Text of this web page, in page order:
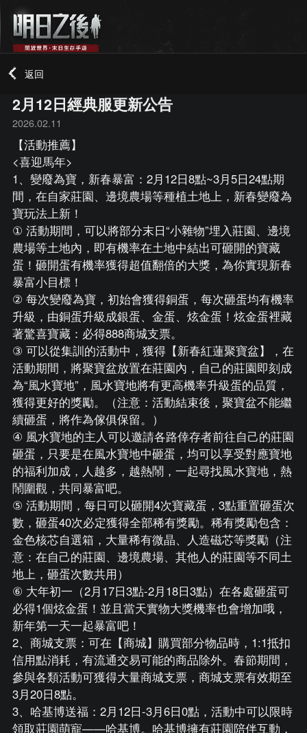
返回
2月12日經典服更新公告
2026.02.11
【活動推薦】
<喜迎馬年>
1、變廢為寶，新春暴富：2月12日8點~3月5日24點期
間，在自家莊園、邊境農場等種植土地上，新春變廢為
寶玩法上新！
① 活動期間，可以將部分末日“小雜物”埋入莊園、邊境
農場等土地內，即有機率在土地中結出可砸開的寶藏
蛋！砸開蛋有機率獲得超值翻倍的大獎，為你實現新春
暴富小目標！
② 每次變廢為寶，初始會獲得銅蛋，每次砸蛋均有機率
升級，由銅蛋升級成銀蛋、金蛋、炫金蛋！炫金蛋裡藏
著驚喜寶藏：必得888商城支票。
③ 可以從集訓的活動中，獲得【新春紅蓮聚寶盆】，在
活動期間，將聚寶盆放置在莊園內，自己的莊園即刻成
為“風水寶地”，風水寶地將有更高機率升級蛋的品質，
獲得更好的獎勵。（注意：活動結束後，聚寶盆不能繼
續砸蛋，將作為傢俱保留。）
④ 風水寶地的主人可以邀請各路倖存者前往自己的莊園
砸蛋，只要是在風水寶地中砸蛋，均可以享受對應寶地
的福利加成，人越多，越熱鬧，一起尋找風水寶地，熱
鬧圍觀，共同暴富吧。
⑤ 活動期間，每日可以砸開4次寶藏蛋，3點重置砸蛋次
數，砸蛋40次必定獲得全部稀有獎勵。稀有獎勵包含：
金色核芯自選箱，大量稀有微晶、人造磁芯等獎勵（注
意：在自己的莊園、邊境農場、其他人的莊園等不同土
地上，砸蛋次數共用）
⑥ 大年初一（2月17日3點-2月18日3點）在各處砸蛋可
必得1個炫金蛋！並且當天實物大獎機率也會增加哦，
新年第一天一起暴富吧！
2、商城支票：可在【商城】購買部分物品時，1:1抵扣
信用點消耗，有流通交易可能的商品除外。春節期間，
參與各類活動可獲得大量商城支票，商城支票有效期至
3月20日8點。
3、哈基博送福：2月12日-3月6日0點，活動中可以限時
領取莊園萌寵——哈基博。哈基博擁有莊園陪伴互動，